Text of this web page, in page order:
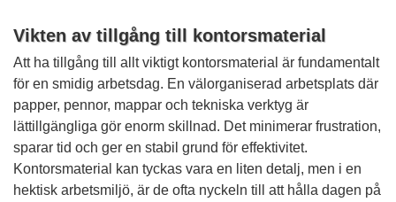
Vikten av tillgång till kontorsmaterial
Att ha tillgång till allt viktigt kontorsmaterial är fundamentalt
för en smidig arbetsdag. En välorganiserad arbetsplats där
papper, pennor, mappar och tekniska verktyg är
lättillgängliga gör enorm skillnad. Det minimerar frustration,
sparar tid och ger en stabil grund för effektivitet.
Kontorsmaterial kan tyckas vara en liten detalj, men i en
hektisk arbetsmiljö, är de ofta nyckeln till att hålla dagen på